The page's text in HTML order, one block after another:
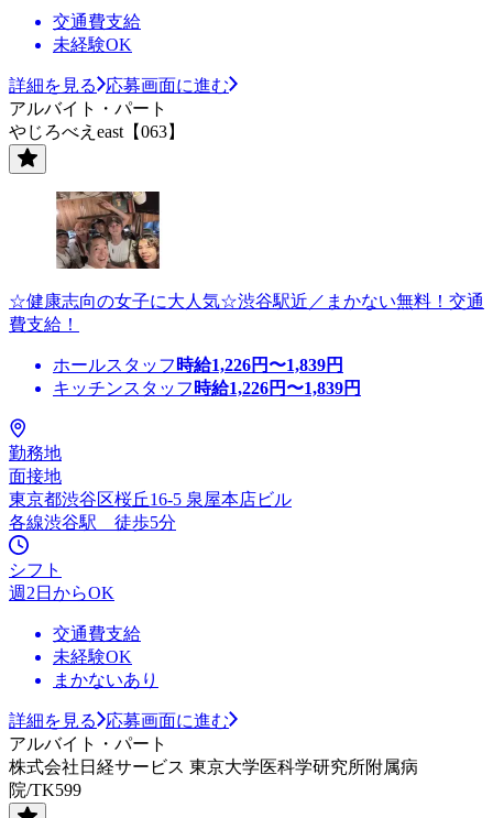
交通費支給
未経験OK
詳細を見る
応募画面に進む
アルバイト・パート
やじろべえeast【063】
☆健康志向の女子に大人気☆渋谷駅近／まかない無料！交通
費支給！
ホールスタッフ 時給1,226円〜1,839円
キッチンスタッフ 時給1,226円〜1,839円
勤務地
面接地
東京都渋谷区桜丘16-5 泉屋本店ビル
各線渋谷駅 徒歩5分
シフト
週2日からOK
交通費支給
未経験OK
まかないあり
詳細を見る
応募画面に進む
アルバイト・パート
株式会社日経サービス 東京大学医科学研究所附属病
院/TK599